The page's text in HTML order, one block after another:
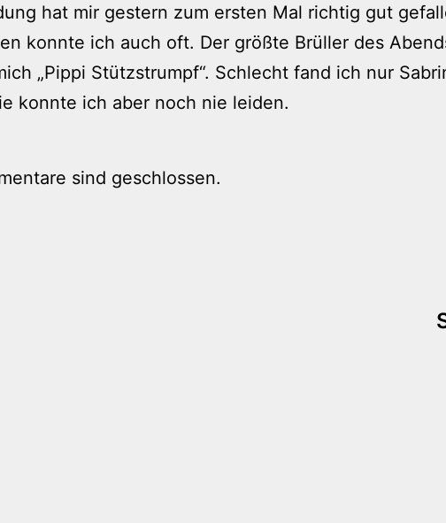
hat mir gestern zum ersten Mal richtig gut
konnte ich auch oft. Der größte Brüller des
„Pippi Stützstrumpf“. Schlecht fand ich nur
konnte ich aber noch nie leiden.
sind geschlossen.